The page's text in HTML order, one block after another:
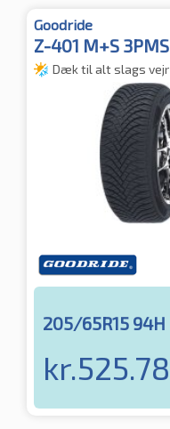
Goodride
Z-401 M+S
Dæk til alt slags vejr
205/65R15 94H
kr.525.78